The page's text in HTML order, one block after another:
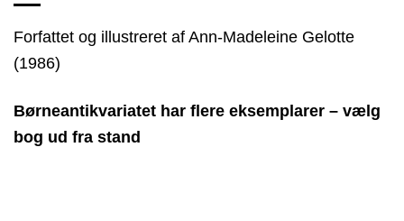
Forfattet og illustreret af Ann-Madeleine Gelotte
(1986)
Børneantikvariatet har flere eksemplarer – vælg
bog ud fra stand